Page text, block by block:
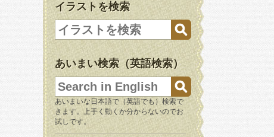
イラストを検索
あいまい検索（英語検索）
あいまいな日本語で（英語でも）検索で
きます。上手く動くか分からないのでお
試しです。